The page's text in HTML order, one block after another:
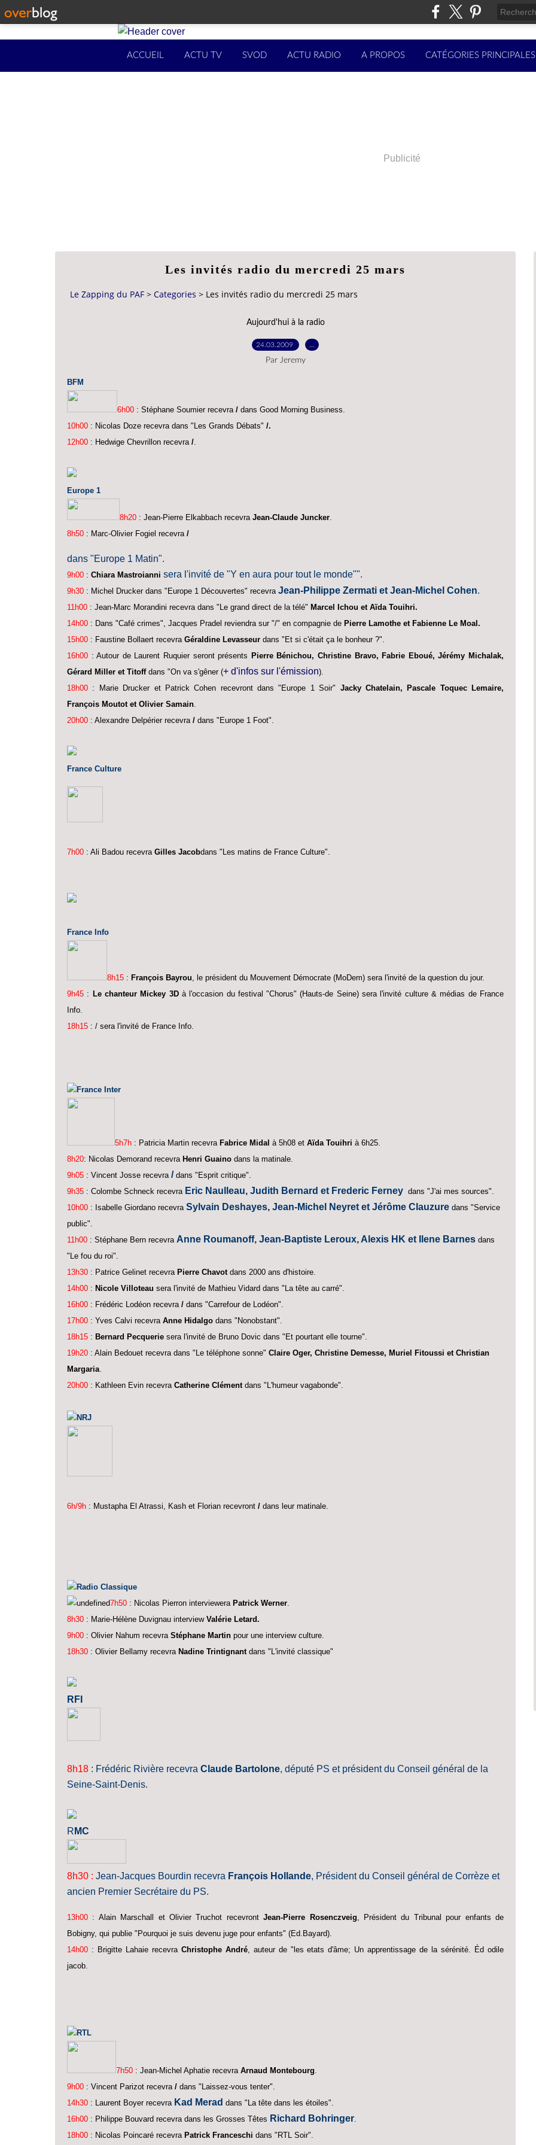
ACCUEIL ACTU TV SVOD ACTU RADIO A PROPOS CATÉGORIES PRINCIPALES
Publicité
Les invités radio du mercredi 25 mars
Le Zapping du PAF > Categories > Les invités radio du mercredi 25 mars
Aujourd'hui à la radio
24.03.2009
Par Jeremy
BFM
6h00 : Stéphane Soumier recevra / dans Good Morning Business.
10h00 : Nicolas Doze recevra dans "Les Grands Débats" /.
12h00 : Hedwige Chevrillon recevra /
Europe 1
8h20 : Jean-Pierre Elkabbach recevra Jean-Claude Juncker
8h50 : Marc-Olivier Fogiel recevra /
dans "Europe 1 Matin".
9h00 : Chiara Mastroianni sera l'invité de "Y en aura pour tout le monde"".
9h30 : Michel Drucker dans "Europe 1 Découvertes" recevra Jean-Philippe Zermati et Jean-Michel Cohen.
11h00 : Jean-Marc Morandini recevra dans "Le grand direct de la télé" Marcel Ichou et Aïda Touihri.
14h00 : Dans "Café crimes", Jacques Pradel reviendra sur "/" en compagnie de Pierre Lamothe et Fabienne Le Moal.
15h00 : Faustine Bollaert recevra Géraldine Levasseur dans "Et si c'était ça le bonheur ?".
16h00 : Autour de Laurent Ruquier seront présents Pierre Bénichou, Christine Bravo, Fabrie Eboué, Jérémy Michalak,
Gérard Miller et Titoffdans "On va s'gêner (+ d'infos sur l'émission).
18h00 : Marie Drucker et Patrick Cohen recevront dans "Europe 1 Soir" Jacky Chatelain, Pascale Toquec Lemaire,
François Moutot et Olivier Samain
20h00 : Alexandre Delpérier recevra / dans "Europe 1 Foot".
France Culture
7h00 : Ali Badou recevra Gilles Jacobdans "Les matins de France Culture".
France Info
8h15 : François Bayrou , le président du Mouvement Démocrate (MoDem) sera l'invité de la question du jour.
9h45 : Le chanteur Mickey 3Dà l'occasion du festival "Chorus" (Hauts-de Seine) sera l'invité culture & médias de France
Info.
18h15 : / sera l'invité de France Info.
France Inter
5h7h : Patricia Martin recevra Fabrice Midal à 5h08 et Aïda Touihri à 6h25.
8h20: Nicolas Demorand recevra Henri Guaino dans la matinale.
9h05 : Vincent Josse recevra / dans "Esprit critique".
9h35 : Colombe Schneck recevra Eric Naulleau, Judith Bernard et Frederic Ferney dans "J'ai mes sources".
10h00 : Isabelle Giordano recevra Sylvain Deshayes, Jean-Michel Neyret et Jérôme Clauzure dans "Service
public".
11h00 : Stéphane Bern recevra Anne Roumanoff, Jean-Baptiste Leroux, Alexis HK et Ilene Barnes dans
"Le fou du roi".
13h30 : Patrice Gelinet recevra Pierre Chavot dans 2000 ans d'histoire.
14h00 : Nicole Villoteau sera l'invité de Mathieu Vidard dans "La tête au carré".
16h00 : Frédéric Lodéon recevra / dans "Carrefour de Lodéon".
17h00 : Yves Calvi recevra Anne Hidalgo dans "Nonobstant".
18h15 : Bernard Pecquerie sera l'invité de Bruno Dovic dans "Et pourtant elle tourne".
19h20 : Alain Bedouet recevra dans "Le téléphone sonne" Claire Oger, Christine Demesse, Muriel Fitoussi et Christian
Margaria
20h00 : Kathleen Evin recevra Catherine Clément dans "L'humeur vagabonde".
NRJ
6h/9h : Mustapha El Atrassi, Kash et Florian recevront / dans leur matinale.
Radio Classique
7h50 : Nicolas Pierron interviewera Patrick Werner
8h30 : Marie-Hélène Duvignau interview Valérie Letard.
9h00 : Olivier Nahum recevra Stéphane Martin pour une interview culture.
18h30 : Olivier Bellamy recevra Nadine Trintignant dans "L'invité classique"
RFI
8h18 : Frédéric Rivière recevra Claude Bartolone, député PS et président du Conseil général de la
Seine-Saint-Denis.
R MC
8h30 : Jean-Jacques Bourdin recevra François Hollande, Président du Conseil général de Corrèze et
ancien Premier Secrétaire du PS.
13h00 : Alain Marschall et Olivier Truchot recevrontJean-Pierre Rosenczveig , Président du Tribunal pour enfants de
Bobigny, qui publie "Pourquoi je suis devenu juge pour enfants" (Ed.Bayard).
14h00 : Brigitte Lahaie recevra Christophe André, auteur de "les etats d'âme; Un apprentissage de la sérénité. Éd odile
jacob.
RTL
7h50 : Jean-Michel Aphatie recevra Arnaud Montebourg
9h00 : Vincent Parizot recevra / dans "Laissez-vous tenter".
14h30 : Laurent Boyer recevra Kad Merad dans "La tête dans les étoiles".
16h00 : Philippe Bouvard recevra dans les Grosses Têtes Richard Bohringer
18h00 : Nicolas Poincaré recevra Patrick Franceschi dans "RTL Soir".